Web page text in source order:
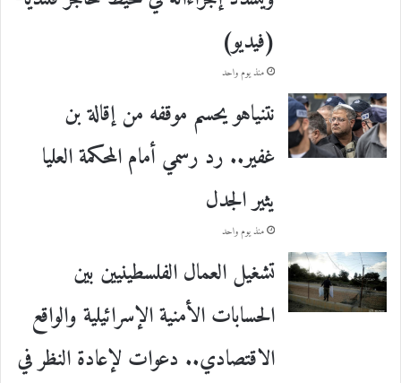
(فيديو)
منذ يوم واحد
نتنياهو يحسم موقفه من إقالة بن
غفير.. رد رسمي أمام المحكمة العليا
يثير الجدل
منذ يوم واحد
تشغيل العمال الفلسطينيين بين
الحسابات الأمنية الإسرائيلية والواقع
الاقتصادي.. دعوات لإعادة النظر في